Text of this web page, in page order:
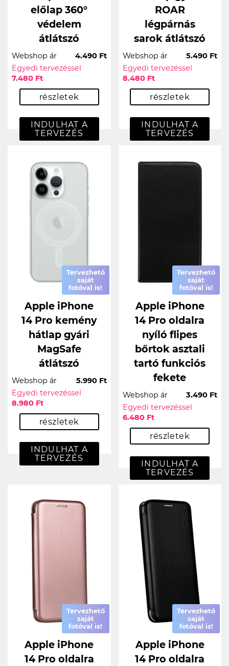
előlap 360°
védelem
átlátszó
Webshop ár
4.490 Ft
Egyedi tervezéssel
7.480 Ft
részletek
INDULHAT A
TERVEZÉS
ROAR
légpárnás
sarok átlátszó
Webshop ár
5.490 Ft
Egyedi tervezéssel
8.480 Ft
részletek
INDULHAT A
TERVEZÉS
Tervezhető
saját
fotóval is!
Apple iPhone
14 Pro kemény
hátlap gyári
MagSafe
átlátszó
Webshop ár
5.990 Ft
Egyedi tervezéssel
8.980 Ft
részletek
INDULHAT A
TERVEZÉS
Tervezhető
saját
fotóval is!
Apple iPhone
14 Pro oldalra
nyíló flipes
bőrtok asztali
tartó funkciós
fekete
Webshop ár
3.490 Ft
Egyedi tervezéssel
6.480 Ft
részletek
INDULHAT A
TERVEZÉS
Tervezhető
saját
fotóval is!
Apple iPhone
14 Pro oldalra
Tervezhető
saját
fotóval is!
Apple iPhone
14 Pro oldalra